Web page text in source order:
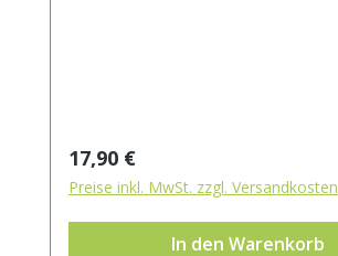
Regulärer Preis:
17,90 €
Preise inkl. MwSt. zzgl. Versandkosten
In den Warenkorb